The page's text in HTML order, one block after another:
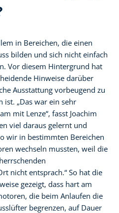
in Bereichen, die einen
bilden und sich nicht einfach
Vor diesem Hintergrund hat
Hinweise darüber
Ausstattung vorbeugend zu
ist. „Das war ein sehr
mit Lenze“, fasst Joachim
viel daraus gelernt und
wir in bestimmten Bereichen
wechseln mussten, weil die
nicht entsprach.“ So hat die
gezeigt, dass hart am
die beim Anlaufen die
begrenzen, auf Dauer